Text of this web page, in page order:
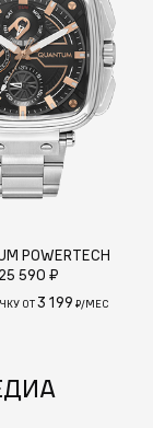
POWERTECH
25 590 ₽
ОТ3 199 ₽/МЕС